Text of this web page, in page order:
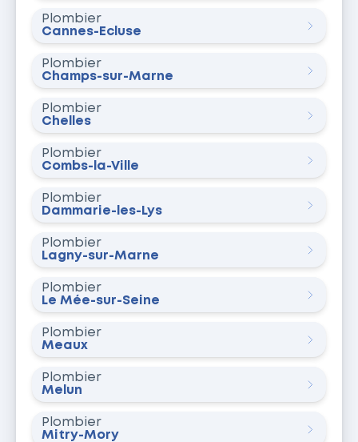
Plombier
Cannes-Écluse
Plombier
Champs-sur-Marne
Plombier
Chelles
Plombier
Combs-la-Ville
Plombier
Dammarie-les-Lys
Plombier
Lagny-sur-Marne
Plombier
Le Mée-sur-Seine
Plombier
Meaux
Plombier
Melun
Plombier
Mitry-Mory